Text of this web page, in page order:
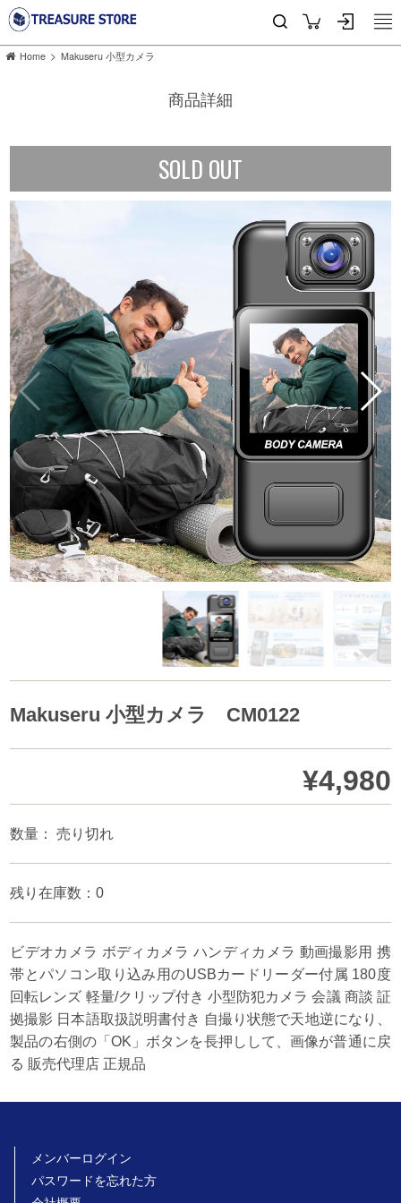
Home > Makuseru 小型カメラ
商品詳細
SOLD OUT
Makuseru 小型カメラ CM0122
¥4,980
数量： 売り切れ
残り在庫数：0
ビデオカメラ ボディカメラ ハンディカメラ 動画撮影用 携
帯とパソコン取り込み用のUSBカードリーダー付属 180度
回転レンズ 軽量/クリップ付き 小型防犯カメラ 会議 商談 証
拠撮影 日本語取扱説明書付き 自撮り状態で天地逆になり、
製品の右側の「OK」ボタンを長押しして、画像が普通に戻
る 販売代理店 正規品
メンバーログイン
パスワードを忘れた方